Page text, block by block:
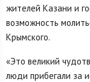
жителей Казани и
возможность
Крымского.
«Это великий
люди прибегали за